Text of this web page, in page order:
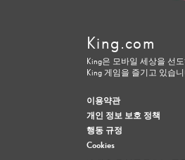
King.com
King은 모바일 세상을 선
King 게임을 즐기고 있습
이용약관
개인 정보 보호 정책
행동 규정
Cookies